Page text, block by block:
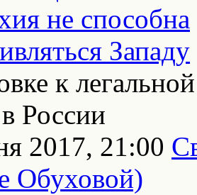
к
России
2017, 21:00
Обуховой)